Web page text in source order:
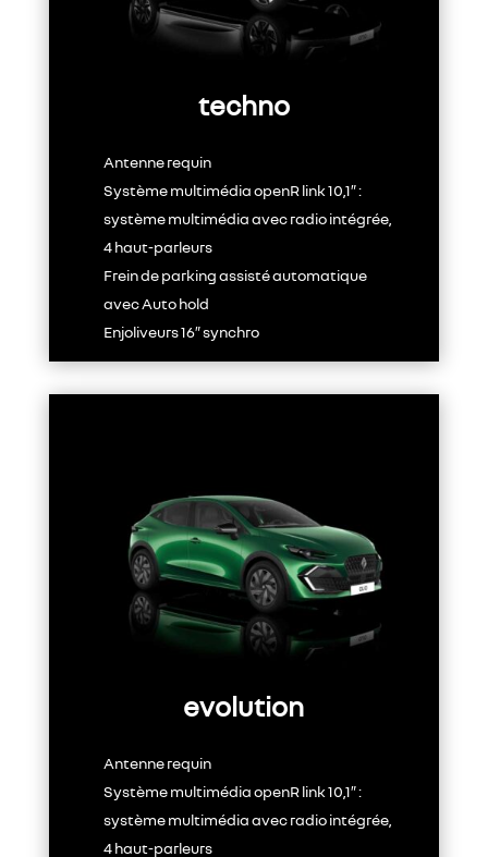
techno
Antenne requin
Système multimédia openR link 10,1″ :
système multimédia avec radio intégrée,
4 haut-parleurs
Frein de parking assisté automatique
avec Auto hold
Enjoliveurs 16″ synchro
evolution
Antenne requin
Système multimédia openR link 10,1″ :
système multimédia avec radio intégrée,
4 haut-parleurs